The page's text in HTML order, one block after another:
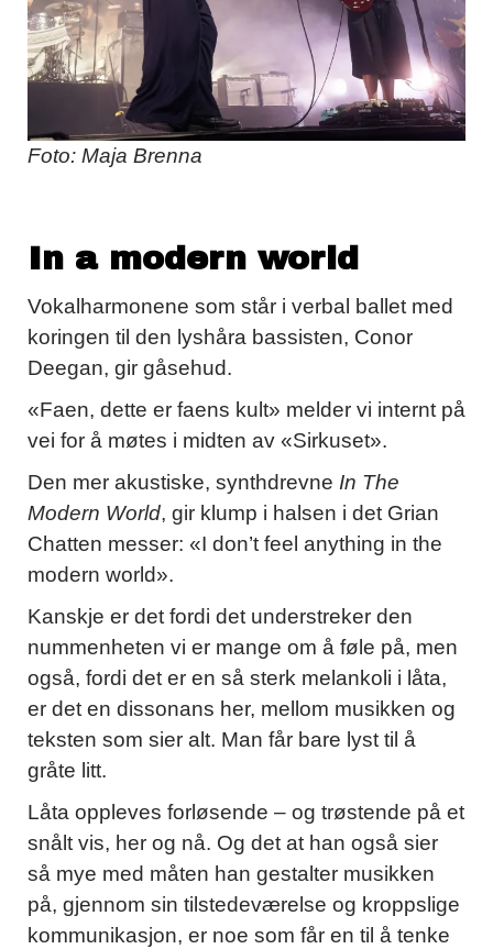
Foto: Maja Brenna
In a modern world
Vokalharmonene som står i verbal ballet med
koringen til den lyshåra bassisten, Conor
Deegan, gir gåsehud.
«Faen, dette er faens kult» melder vi internt på
vei for å møtes i midten av «Sirkuset».
Den mer akustiske, synthdrevne In The
Modern World, gir klump i halsen i det Grian
Chatten messer: «I don’t feel anything in the
modern world».
Kanskje er det fordi det understreker den
nummenheten vi er mange om å føle på, men
også, fordi det er en så sterk melankoli i låta,
er det en dissonans her, mellom musikken og
teksten som sier alt. Man får bare lyst til å
gråte litt.
Låta oppleves forløsende – og trøstende på et
snålt vis, her og nå. Og det at han også sier
så mye med måten han gestalter musikken
på, gjennom sin tilstedeværelse og kroppslige
kommunikasjon, er noe som får en til å tenke